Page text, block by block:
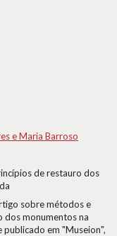
e Maria Barroso
de restauro dos
sobre métodos e
dos monumentos na
publicado em "Museion",